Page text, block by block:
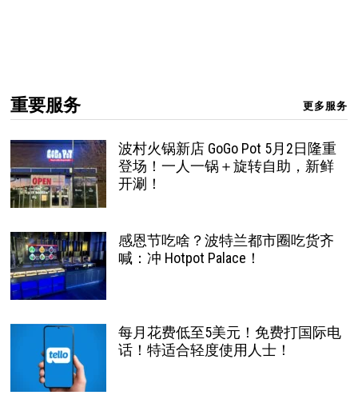
重要服务 更多服务
波村火锅新店 GoGo Pot 5月2日隆重
登场！一人一锅＋旋转自助，新鲜
开涮！
感恩节吃啥？波特兰都市圈吃货齐
喊：冲 Hotpot Palace！
每月花费低至5美元！免费打国际电
话！特适合轻度使用人士！